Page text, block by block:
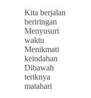
Kita berjalan
beriringan
Menyusuri
waktu
Menikmati
keindahan
Dibawah
teriknya
matahari